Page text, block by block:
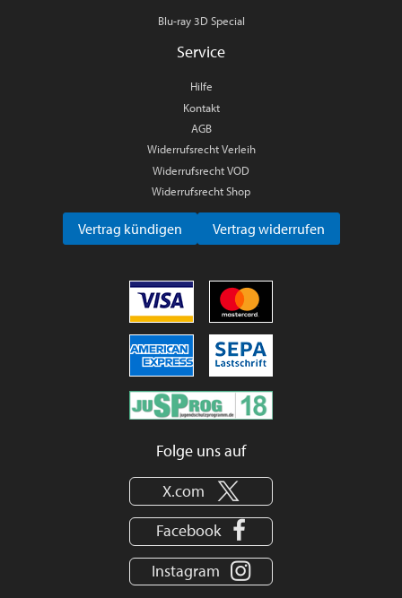
Blu-ray 3D Special
Service
Hilfe
Kontakt
AGB
Widerrufsrecht Verleih
Widerrufsrecht VOD
Widerrufsrecht Shop
Vertrag kündigen Vertrag widerrufen
Folge uns auf
X.com
Facebook
Instagram